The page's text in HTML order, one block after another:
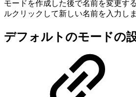
モードを作成した後で名前を変更す
ルクリックして新しい名前を入力しま
デフォルトのモードの